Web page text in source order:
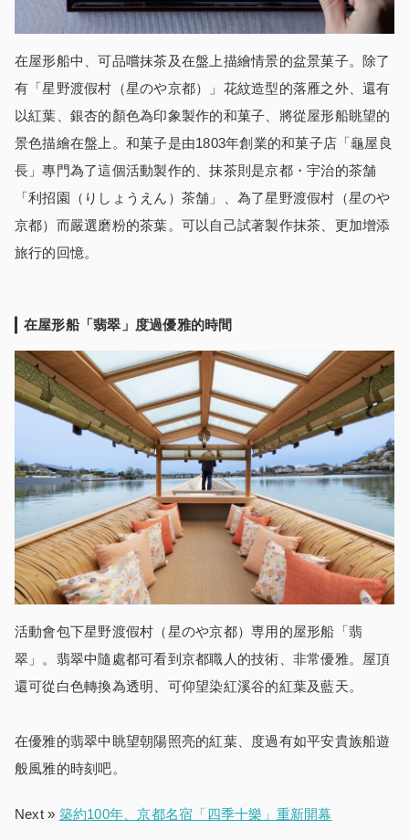
在屋形船中、可品嚐抹茶及在盤上描繪情景的盆景菓子。除了
有「星野渡假村（星のや京都）」花紋造型的落雁之外、還有
以紅葉、銀杏的顏色為印象製作的和菓子、將從屋形船眺望的
景色描繪在盤上。和菓子是由1803年創業的和菓子店「龜屋良
長」專門為了這個活動製作的、抹茶則是京都・宇治的茶舗
「利招園（りしょうえん）茶舗」、為了星野渡假村（星のや
京都）而嚴選磨粉的茶葉。可以自己試著製作抹茶、更加增添
旅行的回憶。
在屋形船「翡翠」度過優雅的時間
活動會包下星野渡假村（星のや京都）専用的屋形船「翡
翠」。翡翠中隨處都可看到京都職人的技術、非常優雅。屋頂
還可從白色轉換為透明、可仰望染紅溪谷的紅葉及藍天。
在優雅的翡翠中眺望朝陽照亮的紅葉、度過有如平安貴族船遊
般風雅的時刻吧。
Next » 築約100年、京都名宿「四季十樂」重新開幕